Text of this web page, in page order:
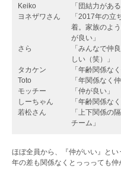
Keiko
「団結力がある
ヨネザワさん
「2017年の立
着。家族のよ
が良い」
さら
「みんなで仲
しい（笑）」
タカケン
「年齢関係な
Toto
「年関係なく仲
モッチー
「仲が良い」
しーちゃん
「年齢関係な
若松さん
「上下関係の
チーム」
ほぼ全員から、『仲がいい』と
年の差も関係なくとっっっても仲